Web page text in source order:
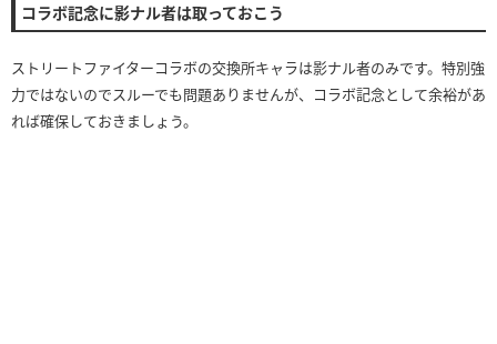
コラボ記念に影ナル者は取っておこう
ストリートファイターコラボの交換所キャラは影ナル者のみです。特別強
力ではないのでスルーでも問題ありませんが、コラボ記念として余裕があ
れば確保しておきましょう。